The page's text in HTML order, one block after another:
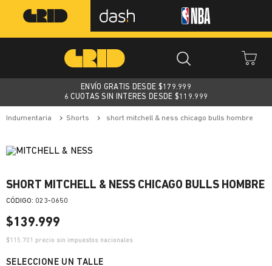
ENVÍO GRATIS DESDE $179.999
6 CUOTAS SIN INTERES DESDE $119.999
indumentaria shorts short mitchell & ness chicago bulls hombre
SHORT MITCHELL & NESS CHICAGO BULLS HOMBRE
: 023-0650
$139.999
$115.701 precio sin impuestos nacionales